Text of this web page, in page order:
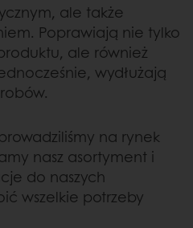
ale także
Poprawiają nie tylko
ale również
wydłużają
na rynek
nasz asortyment i
do naszych
wszelkie potrzeby